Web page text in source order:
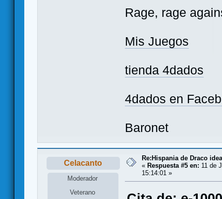
Rage, rage
Mis Juegos
tienda 4dados
4dados en
Baronet
Celacanto
Moderador
Veterano
Re:Hispania de Draco
« Respuesta #5 en: 11 de
15:14:01 »